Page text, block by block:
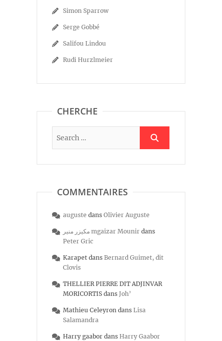
Simon Sparrow
Serge Gobbé
Salifou Lindou
Rudi Hurzlmeier
CHERCHE
COMMENTAIRES
auguste dans Olivier Auguste
مكيزر منير mgaizar Mounir dans
Peter Gric
Karapet dans Bernard Guimet, dit
Clovis
THELLIER PIERRE DIT ADJINVAR
MORICORTIS dans Joh’
Mathieu Celeyron dans Lisa
Salamandra
Harry gaabor dans Harry Gaabor